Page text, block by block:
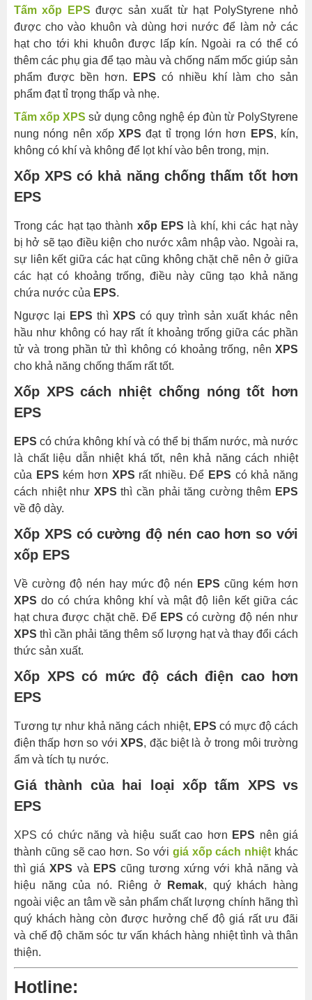
hơn
so
với
xốp
EPS
Xốp
XPS
có
mức
cách
điện
hơn
EPS
Giá
thành
hai
loại
xốp
tấm
XPS
vs
Hotline:
Tấm xốp EPS được sản xuất từ hạt PolyStyrene nhỏ
được cho vào khuôn và dùng hơi nước để làm nở các
hạt cho tới khi khuôn được lấp kín. Ngoài ra có thể có
thêm các phụ gia để tạo màu và chống nấm mốc giúp sản
phẩm được bền hơn.
EPS có nhiều khí làm cho sản
phẩm đạt tỉ trọng thấp và nhẹ.
Tấm xốp XPS sử dụng công nghệ ép đùn từ PolyStyrene
nung nóng nên xốpXPS đạt tỉ trọng lớn hơn EPS, kín,
không có khí và không để lọt khí vào bên trong, mịn.
Xốp XPS có khả năng chống thấm tốt hơn
EPS
Trong các hạt tạo thành xốp EPS là khí, khi các hạt này
bị hở sẽ tạo điều kiện cho nước xâm nhập vào. Ngoài ra,
sự liên kết giữa các hạt cũng không chặt chẽ nên ở giữa
các hạt có khoảng trống, điều này cũng tạo khả năng
chứa nước của EPS.
Ngược lại EPS thì XPS có quy trình sản xuất khác nên
hầu như không có hay rất ít khoảng trống giữa các phần
tử và trong phần tử thì không có khoảng trống, nên XPS
cho khả năng chống thấm rất tốt.
Xốp XPS cách nhiệt chống nóng tốt hơn
EPS
EPS có chứa không khí và có thể bị thấm nước, mà nước
là chất liệu dẫn nhiệt khá tốt, nên khả năng cách nhiệt
của EPS kém hơn XPS rất nhiều. Để EPS có khả năng
cách nhiệt như XPS thì cần phải tăng cường thêm EPS
về độ dày.
Xốp XPS có cường độ nén cao hơn so với
xốp EPS
Về cường độ nén hay mức độ nén EPS cũng kém hơn
XPS do có chứa không khí và mật độ liên kết giữa các
hạt chưa được chặt chẽ. Để EPS có cường độ nén như
XPS thì cần phải tăng thêm số lượng hạt và thay đổi cách
thức sản xuất.
Xốp XPS có mức độ cách điện cao hơn
EPS
Tương tự như khả năng cách nhiệt, EPS có mực độ cách
điện thấp hơn so vớiXPS, đặc biệt là ở trong môi trường
ẩm và tích tụ nước.
Giá thành của hai loại xốp tấm XPS vs
EPS
XPS có chức năng và hiệu suất cao hơn EPS nên giá
thành cũng sẽ cao hơn. So với giá xốp cách nhiệt khác
thì giáXPS và EPS cũng tương xứng với khả năng và
hiệu năng của nó. Riêng ở
Remak, quý khách hàng
ngoài việc an tâm về sản phẩm chất lượng chính hãng thì
quý khách hàng còn được hưởng chế độ giá rất ưu đãi
và chế độ chăm sóc tư vấn khách hàng nhiệt tình và thân
thiện.
Hotline: